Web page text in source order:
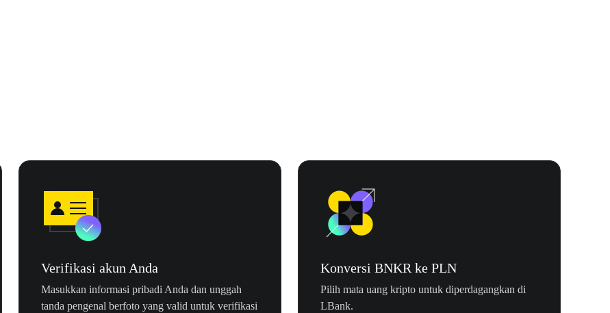
Verifikasi akun Anda
Masukkan informasi pribadi Anda dan unggah
tanda pengenal berfoto yang valid untuk verifikasi
Konversi BNKR ke PLN
Pilih mata uang kripto untuk diperdagangkan di
LBank.